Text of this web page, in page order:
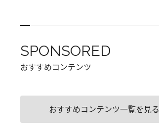
SPONSORED
おすすめコンテンツ
おすすめコンテンツ一覧を見る